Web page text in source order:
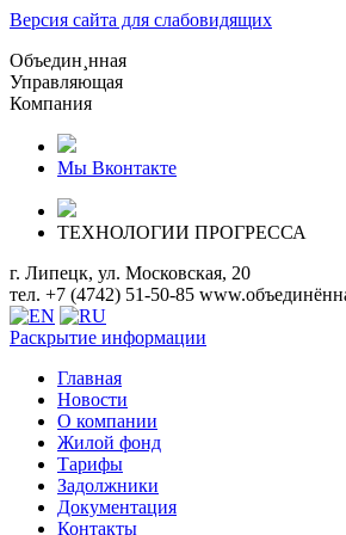
Версия сайта для слабовидящих
Объедин¸нная
Управляющая
Компания
Мы Вконтакте
ТЕХНОЛОГИИ ПРОГРЕССА
г. Липецк, ул. Московская, 20
тел. +7 (4742) 51-50-85
Раскрытие информации
Главная
Новости
О компании
Жилой фонд
Тарифы
Задолжники
Документация
Контакты